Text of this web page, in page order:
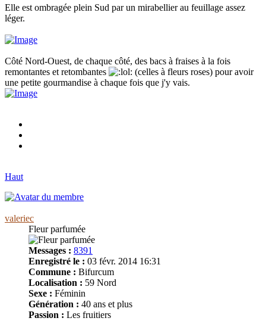
Elle est ombragée plein Sud par un mirabellier au feuillage assez
léger.
Côté Nord-Ouest, de chaque côté, des bacs à fraises à la fois
remontantes et retombantes
(celles à fleurs roses) pour avoir
une petite gourmandise à chaque fois que j'y vais.
Haut
valeriec
Fleur parfumée
Messages : 8391
Enregistré le : 03 févr. 2014 16:31
Commune : Bifurcum
Localisation : 59 Nord
Sexe : Féminin
Génération : 40 ans et plus
Passion : Les fruitiers